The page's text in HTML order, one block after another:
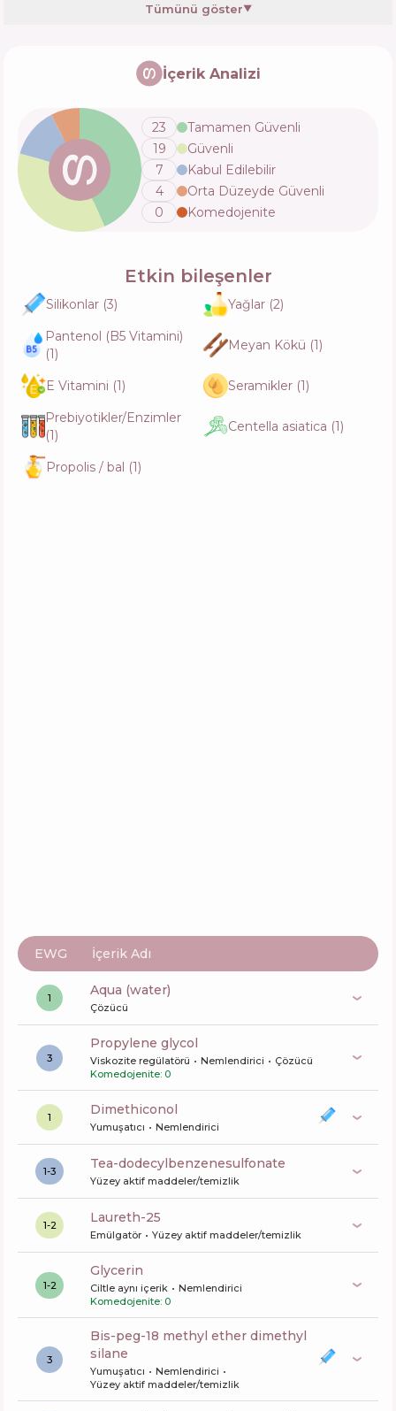
CHI Infra Silk Infusion
Daeng Gi Meo Ri Vitalizing Scalp Pack For
Hair-Loss
İçerik
Aktifler
Fonksiyonlar
Milky Piggy Collagen Coating Protein Ion
Injection
İçerik
Aktifler
Mood Intense Repair Oil
Fonksiyonlar
Tümünü göster▼
İçerik Analizi
23
Tamamen Güvenli
19
Güvenli
7
Kabul Edilebilir
4
Orta Düzeyde Güvenli
0
Komedojenite
Etkin bileşenler
Silikonlar (3) Yağlar (2)
Pantenol (B5 Vitamini)
(1)
Meyan Kökü (1)
E Vitamini (1) Seramikler (1)
Prebiyotikler/Enzimler
(1)
Centella asiatica (1)
Propolis / bal (1)
EWG İçerik Adı
1 aqua (water)
Çözücü
3
propylene glycol
Viskozite regülatörü Nemlendirici
Çözücü
Komedojenite: 0
1 dimethiconol
Yumuşatıcı Nemlendirici
1-3 tea-dodecylbenzenesulfonate
Yüzey aktif maddeler/temizlik
1-2 laureth-25
Emülgatör Yüzey aktif maddeler/temizlik
1-2
glycerin
Ciltle aynı içerik
Nemlendirici
Komedojenite: 0
3
bis-peg-18 methyl ether dimethyl
silane
Yumuşatıcı
Nemlendirici
Yüzey aktif maddeler/temizlik